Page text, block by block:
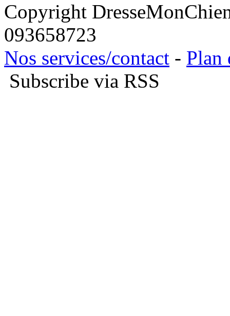
Copyright
093658723
Nos services/contact - Plan
Subscribe via RSS